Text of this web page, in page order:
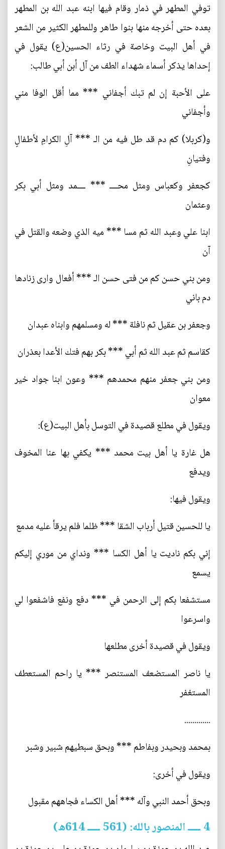
توفي المطهر في ذمار وقام فيها ابنه عبد الله بن المطهر
بعده حتى أخرجه منها بنوا طاهر وللمطهر الكثير من الشعر
في أهل البيت وخاصة في رثاء الحسين(ع) يقول في
إحداها يذكر أسماء شهداء الطف من آل أبن أبي طالب:
على الأحبة إن لم تبك أجفاني *** مما أقل الوفا مني
وأجفاني
و(كربلا) كم دم قد طل فيه من الـ *** آلِ الكرامِ لأطفالٍ
وفتيانِ
كجعفر وكعباس ومثل محــــ *** ــــمد ومثل أبي بكر
وعثمان
ابنا علي وعبد الله ثم مسا *** ميه الذي وضعه والقتل في
آن
ومن بني حسن كم من فتى حسن الـ *** أفعال وارى زنادها
دم باني
وجعفر بن عقيل ثم نافلة *** له ومسلمهم وابناه عبدان
كقاسم ثم عبد الله ثم أبي *** بكر بهم فتك الأعدا بعذران
ومن بني جعفر منهم محمدهم *** وعون ابنا جواد خير
معوان
ويقول في مطلع قصيدة في التوسل بأهل البيت(ع):
هل غارة يا أهل بيت محمد *** يكفي بها عنا المخوف
ويدفع
ويقول فيها:
يا للحسين قتيل أرباب الشقا *** ظلما فلم يرقأ عليه مدمع
إني بكم ناديت يا أهل الكسا *** ونداي من موري إليكم
يسمع
مستشفعا بكم إلى الرحمن في *** دفع ونفع فاشفعوا لي
واسرعوا
ويقول في قصيدة أخرى مطلعها
يا ناصر المستضعف المستنصر *** يا راحم المستعطف
المستغفر
.............
بمحمد وبحيدر وبفاطم *** وبحق سبطيهم شبير وشبر
ويقول في أخرى:
وبحق أحمد النبي وآله *** أهل الكساء فجاههم مقبول
4 ـــــ المنصور بالله: (561 ـــــ 614ه)